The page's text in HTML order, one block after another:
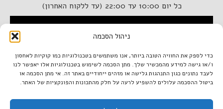
ניהול הסכמה
כדי לספק את החוויה הטובה ביותר, אנו משתמשים בטכנולוגיות כמו קוקיות לאחסון
ו/או גישה למידע מהמכשיר שלך. מתן הסכמה לשימוש בטכנולוגיות אלו יאפשר לנו
לעבד נתונים כגון התנהגות גלישה או מזהים ייחודיים באתר זה. אי מתן הסכמה או
ביטול ההסכמה עלולים להשפיע לרעה על חלק מהתכונות והפונקציות של האתר.
כל יום 10:00 עד 22:00 (עד ללקוח האחרון)
המסעדה נגישה לנכים
איטלקיה בתחנה
מתחם התחנה, תל אביב.
טל. 03-933-1922
italiantlv@gmail.com